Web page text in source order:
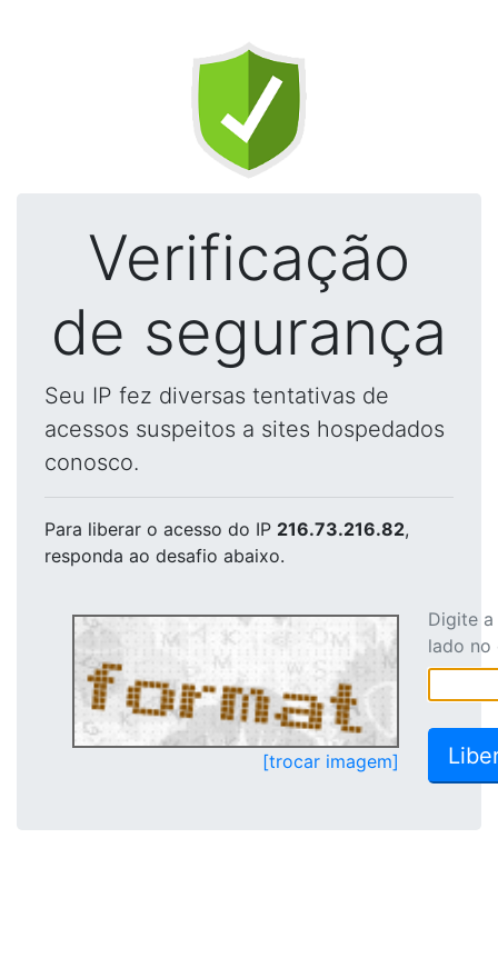
Verificação
de segurança
Seu IP fez diversas tentativas de
acessos suspeitos a sites hospedados
conosco.
Para liberar o acesso do IP 216.73.216.82,
responda ao desafio abaixo.
[trocar imagem]
Digite
lado no